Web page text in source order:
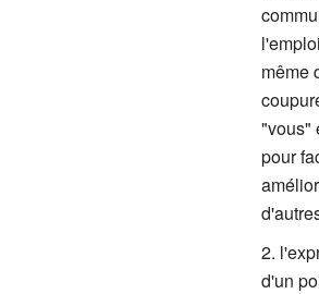
même
"vous"
pour
d'un